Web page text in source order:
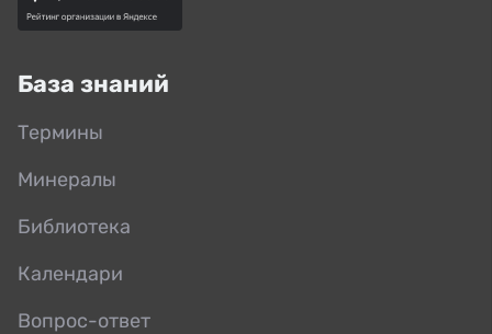
База знаний
Термины
Минералы
Библиотека
Календари
Вопрос-ответ